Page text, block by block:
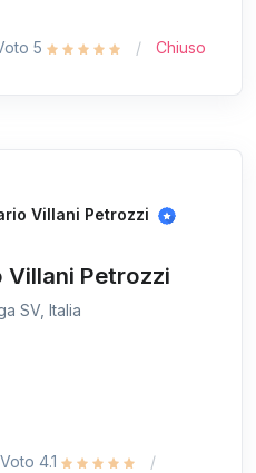
5 Chiuso
Villani Petrozzi
Petrozzi
SV, Italia
Voto 4.1